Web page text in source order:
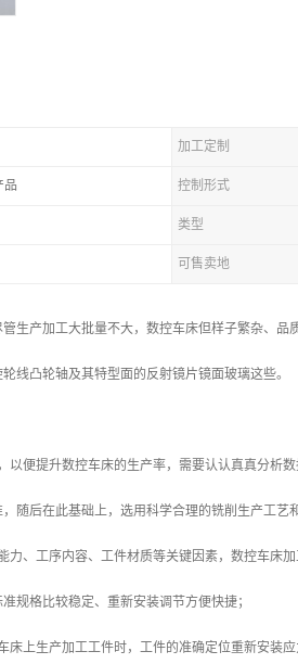
加工定制
品 控制形式
类型
可售卖地
生产加工大批量不大，数控车床但样子繁杂、
线凸轮轴及其特型面的反射镜片镜面玻璃这些。
以便提升数控车床的生产率，需要认认真真分析
随后在此基础上，选用科学合理的铣削生产工艺
、工序内容、工件材质等关键因素，数控车床
规格比较稳定、重新安装调节方便快捷；
上生产加工工件时，工件的准确定位重新安装